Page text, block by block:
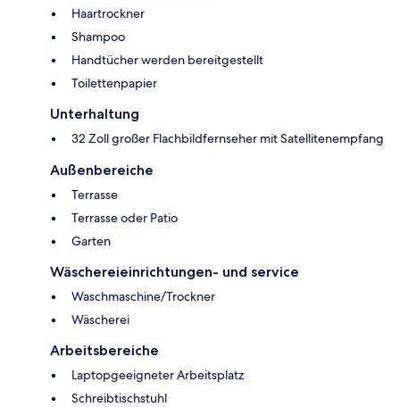
Haartrockner
Shampoo
Handtücher werden bereitgestellt
Toilettenpapier
Unterhaltung
32 Zoll großer Flachbildfernseher mit Satellitenempfang
Außenbereiche
Terrasse
Terrasse oder Patio
Garten
Wäschereieinrichtungen- und service
Waschmaschine/Trockner
Wäscherei
Arbeitsbereiche
Laptopgeeigneter Arbeitsplatz
Schreibtischstuhl